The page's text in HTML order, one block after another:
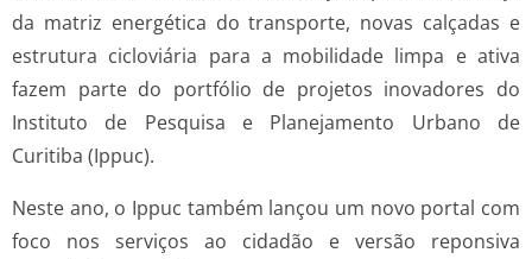
da matriz energética do transporte, novas calçadas e
estrutura cicloviária para a mobilidade limpa e ativa
fazem parte do portfólio de projetos inovadores do
Instituto de Pesquisa e Planejamento Urbano de
Curitiba (Ippuc).
Neste ano, o Ippuc também lançou um novo portal com
foco nos serviços ao cidadão e versão reponsiva